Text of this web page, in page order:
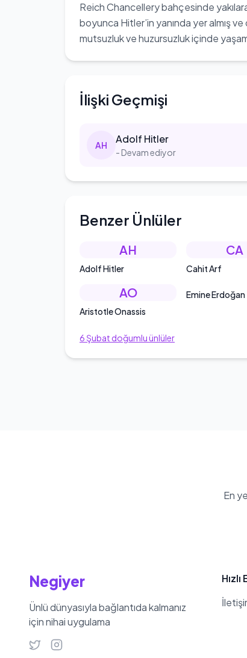
Reich Chancellery bahçesinde
boyunca Hitler’in yanında yer almış
mutsuzluk ve huzursuzluk içinde
İlişki Geçmişi
AH Adolf Hitler
- Devam ediyor
Benzer Ünlüler
AH
Adolf Hitler
CA
Cahit Arf
AO
Aristotle Onassis
Emine Erdoğan
6 Şubat doğumlu ünlüler
En
Negiyer
Ünlü dünyasıyla bağlantıda kalmanız
için nihai uygulama